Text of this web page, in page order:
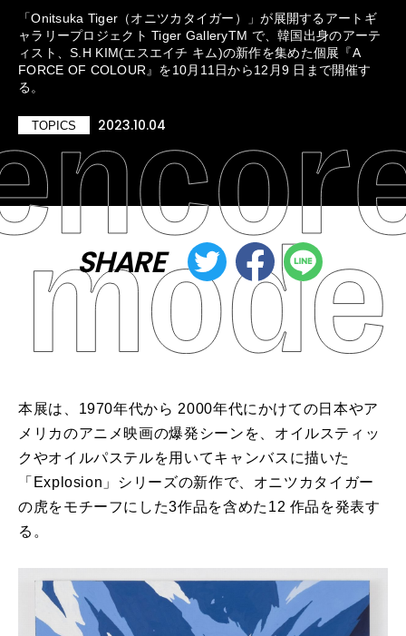
「Onitsuka Tiger（オニツカタイガー）」が展開するアートギ
ャラリープロジェクト Tiger GalleryTM で、韓国出身のアーテ
ィスト、S.H KIM(エスエイチ キム)の新作を集めた個展『A
FORCE OF COLOUR』を10月11日から12月9 日まで開催す
る。
TOPICS 2023.10.04
SHARE
本展は、1970年代から 2000年代にかけての日本やア
メリカのアニメ映画の爆発シーンを、オイルスティッ
クやオイルパステルを用いてキャンバスに描いた
「Explosion」シリーズの新作で、オニツカタイガー
の虎をモチーフにした3作品を含めた12 作品を発表す
る。